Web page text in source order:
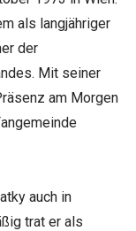
als langjähriger
der
Mit seiner
am Morgen
auch in
trat er als